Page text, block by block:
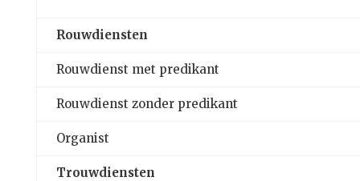
Rouwdiensten
Rouwdienst met predikant
Rouwdienst zonder predikant
Organist
Trouwdiensten